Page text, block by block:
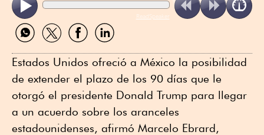
ReadSpeaker
Compartir
por
Compartir
por
Compartir
por
Compartir
por
Estados Unidos ofreció a México la posibilidad
de extender el plazo de los 90 días que le
otorgó el presidente Donald Trump para llegar
a un acuerdo sobre los aranceles
estadounidenses, afirmó Marcelo Ebrard,